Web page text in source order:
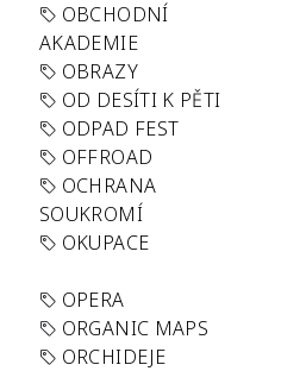
OBCHODNÍ
AKADEMIE
OBRAZY
OD DESÍTI K PĚTI
ODPAD FEST
OFFROAD
OCHRANA
SOUKROMÍ
OKUPACE
OPERA
ORGANIC MAPS
ORCHIDEJE